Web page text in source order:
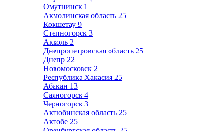
Омутнинск 1
Акмолинская область 25
Кокшетау 9
Степногорск 3
Акколь 2
Днепропетровская область 25
Днепр 22
Новомосковск 2
Республика Хакасия 25
Абакан 13
Саяногорск 4
Черногорск 3
Актюбинская область 25
Актобе 25